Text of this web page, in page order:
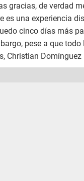
gracias, de verdad
es una experiencia
cinco días más
pese a que
Christian